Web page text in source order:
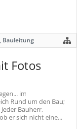
Bauleitung
Fotos
im
Rund um den Bau;
Bauherr,
er sich nicht eine...